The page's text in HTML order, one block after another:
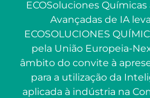
ECOSoluciones
Avançadas de IA
ECOSOLUCIONES
pela União Europeia-
âmbito do convite à
para a utilização da
aplicada à indústria na